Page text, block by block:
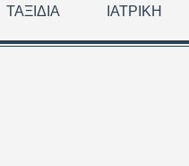
ΤΑΞΊΔΙΑ ΙΑΤΡΙΚΉ